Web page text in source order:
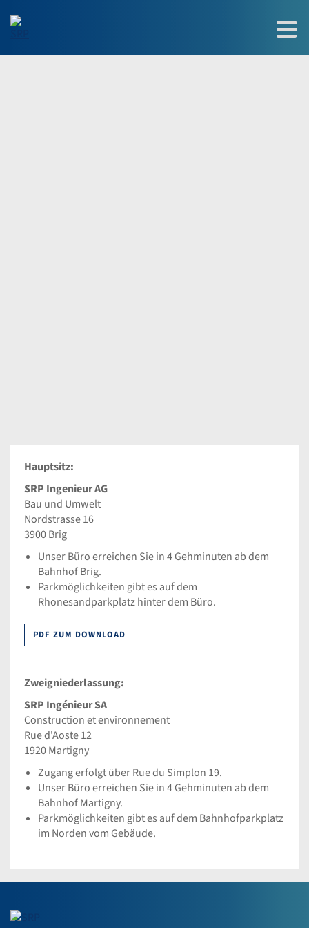
Hauptsitz:
SRP Ingenieur AG
Bau und Umwelt
Nordstrasse 16
3900 Brig
Unser Büro erreichen Sie in 4 Gehminuten ab dem
Bahnhof Brig.
Parkmöglichkeiten gibt es auf dem
Rhonesandparkplatz hinter dem Büro.
PDF ZUM DOWNLOAD
Zweigniederlassung:
SRP Ingénieur SA
Construction et environnement
Rue d'Aoste 12
1920 Martigny
Zugang erfolgt über Rue du Simplon 19.
Unser Büro erreichen Sie in 4 Gehminuten ab dem
Bahnhof Martigny.
Parkmöglichkeiten gibt es auf dem Bahnhofparkplatz
im Norden vom Gebäude.